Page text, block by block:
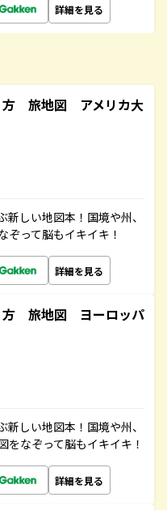
詳細を見る
方 旅地図 アメリカ大
しい地図本！国境や州、
ぞって脳もイキイキ！
詳細を見る
方 旅地図 ヨーロッパ
しい地図本！国境や州、
なぞって脳もイキイキ！
詳細を見る